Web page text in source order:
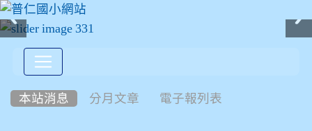
本站消息 分月文章 電子報列表